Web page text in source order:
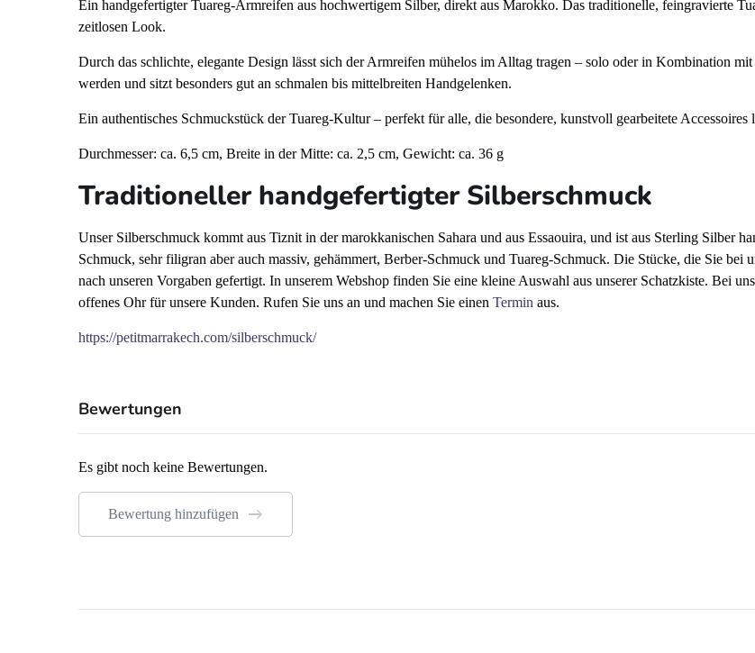
Ein handgefertigter Tuareg-Armreifen aus hochwertigem Silber, direkt aus Marokko. Das traditionelle, feingravierte
zeitlosen Look.
Durch das schlichte, elegante Design lässt sich der Armreifen mühelos im Alltag tragen – solo oder in Kombination
werden und sitzt besonders gut an schmalen bis mittelbreiten Handgelenken.
Ein authentisches Schmuckstück der Tuareg-Kultur – perfekt für alle, die besondere, kunstvoll gearbeitete Accessoires
Durchmesser: ca. 6,5 cm, Breite in der Mitte: ca. 2,5 cm, Gewicht: ca. 36 g
Traditioneller handgefertigter Silberschmuck
Unser Silberschmuck kommt aus Tiznit in der marokkanischen Sahara und aus Essaouira, und ist aus Sterling Silber
Schmuck, sehr filigran aber auch massiv, gehämmert, Berber-Schmuck und Tuareg-Schmuck. Die Stücke, die Sie
nach unseren Vorgaben gefertigt. In unserem Webshop finden Sie eine kleine Auswahl aus unserer Schatzkiste. Bei
offenes Ohr für unsere Kunden. Rufen Sie uns an und machen Sie einen Termin aus.
https://petitmarrakech.com/silberschmuck/
Bewertungen
Es gibt noch keine Bewertungen.
Bewertung hinzufügen